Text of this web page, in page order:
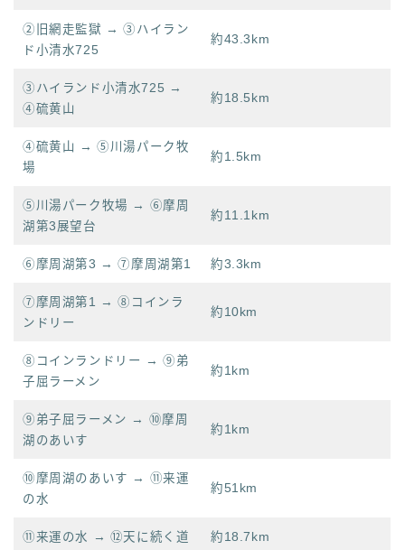
②旧網走監獄 → ③ハイラン
ド小清水725
約43.3km
③ハイランド小清水725 →
④硫黄山
約18.5km
④硫黄山 → ⑤川湯パーク牧
場
約1.5km
⑤川湯パーク牧場 → ⑥摩周
湖第3展望台
約11.1km
⑥摩周湖第3 → ⑦摩周湖第1 約3.3km
⑦摩周湖第1 → ⑧コインラ
ンドリー
約10km
⑧コインランドリー → ⑨弟
子屈ラーメン
約1km
⑨弟子屈ラーメン → ⑩摩周
湖のあいす
約1km
⑩摩周湖のあいす → ⑪来運
の水
約51km
⑪来運の水 → ⑫天に続く道 約18.7km